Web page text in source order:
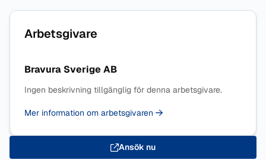
Arbetsgivare
Bravura Sverige AB
Ingen beskrivning tillgänglig för denna arbetsgivare.
Mer information om arbetsgivaren
Ansök nu